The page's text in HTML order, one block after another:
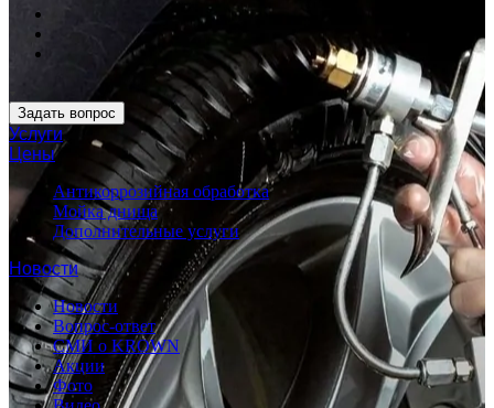
Задать вопрос
Услуги
Цены
Антикоррозийная обработка
Мойка днища
Дополнительные услуги
Новости
Новости
Вопрос-ответ
СМИ о KROWN
Акции
Фото